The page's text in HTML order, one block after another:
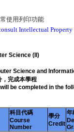
使用列印功能
Intellectual
Science (II)
Science and
，完成本學程
be completed in the
科目代碼
Course
Number
學分
Credit
年